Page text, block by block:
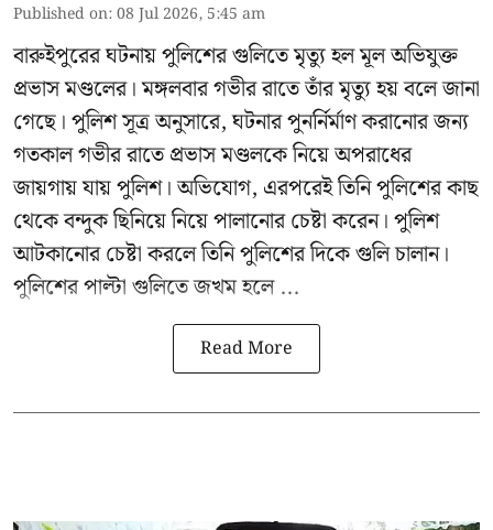
Published on:08 Jul 2026, 5:45 am
বারুইপুরের ঘটনায় পুলিশের গুলিতে মৃত্যু হল মূল অভিযুক্ত
প্রভাস মণ্ডলের। মঙ্গলবার গভীর রাতে তাঁর মৃত্যু হয় বলে জানা
গেছে। পুলিশ সূত্র অনুসারে, ঘটনার পুনর্নির্মাণ করানোর জন্য
গতকাল গভীর রাতে প্রভাস মণ্ডলকে নিয়ে অপরাধের
জায়গায় যায় পুলিশ। অভিযোগ, এরপরেই তিনি পুলিশের কাছ
থেকে বন্দুক ছিনিয়ে নিয়ে পালানোর চেষ্টা করেন। পুলিশ
আটকানোর চেষ্টা করলে তিনি পুলিশের দিকে গুলি চালান।
পুলিশের পাল্টা গুলিতে জখম হলে ...
Read More